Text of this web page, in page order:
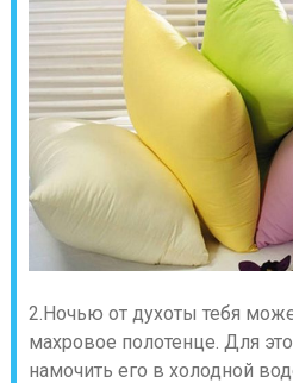
2.Ночью от духоты тебя
махровое полотенце. Для
намочить его в холодной